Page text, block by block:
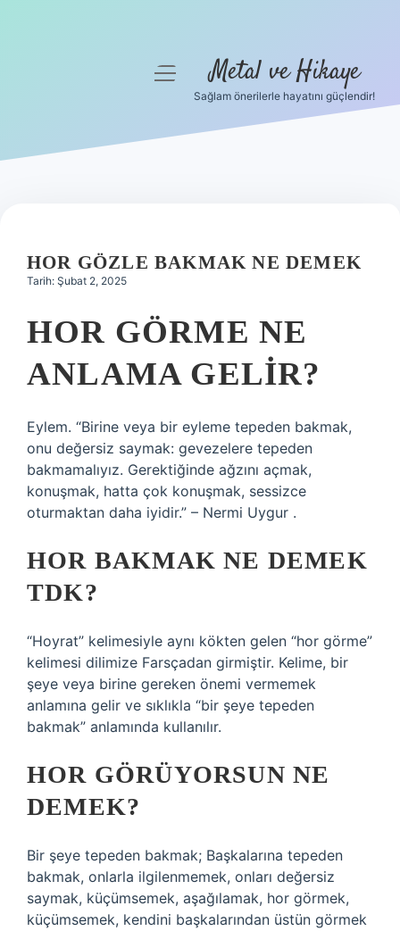
Hakkımızda
menüyüMetal ve Hikaye
Sağlam önerilerle hayatını güçlendir!
HOR GÖZLE BAKMAK NE DEMEK
Tarih: Şubat 2, 2025
HOR GÖRME NE
ANLAMA GELIR?
Eylem. “Birine veya bir eyleme tepeden bakmak,
onu değersiz saymak: gevezelere tepeden
bakmamalıyız. Gerektiğinde ağzını açmak,
konuşmak, hatta çok konuşmak, sessizce
oturmaktan daha iyidir.” – Nermi Uygur .
HOR BAKMAK NE DEMEK
TDK?
“Hoyrat” kelimesiyle aynı kökten gelen “hor görme”
kelimesi dilimize Farsçadan girmiştir. Kelime, bir
şeye veya birine gereken önemi vermemek
anlamına gelir ve sıklıkla “bir şeye tepeden
bakmak” anlamında kullanılır.
HOR GÖRÜYORSUN NE
DEMEK?
Bir şeye tepeden bakmak; Başkalarına tepeden
bakmak, onlarla ilgilenmemek, onları değersiz
saymak, küçümsemek, aşağılamak, hor görmek,
küçümsemek, kendini başkalarından üstün görmek